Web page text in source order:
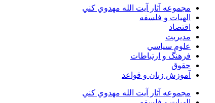
مجموعه آثار آيت الله مهدوي كني
الهیات و فلسفه
اقتصاد
مديريت
علوم سياسي
فرهنگ و ارتباطات
حقوق
آموزش زبان و قواعد
مجموعه آثار آيت الله مهدوي كني